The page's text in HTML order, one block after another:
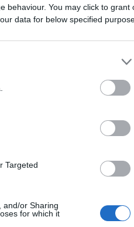
behaviour. You may click to grant
data for below specified
Targeted
and/or Sharing
for which it
tra cui le
TV, la
«CBS